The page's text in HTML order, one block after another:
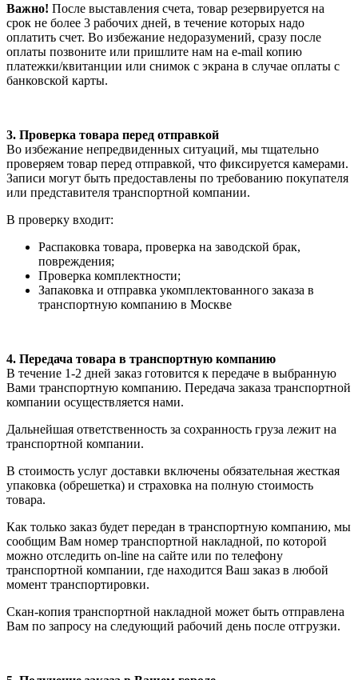
Важно! После выставления счета, товар резервируется на
срок не более 3 рабочих дней, в течение которых надо
оплатить счет. Во избежание недоразумений, сразу после
оплаты позвоните или пришлите нам на e-mail копию
платежки/квитанции или снимок с экрана в случае оплаты с
банковской карты.
3. Проверка товара перед отправкой
Во избежание непредвиденных ситуаций, мы тщательно
проверяем товар перед отправкой, что фиксируется камерами.
Записи могут быть предоставлены по требованию покупателя
или представителя транспортной компании.
В проверку входит:
Распаковка товара, проверка на заводской брак,
повреждения;
Проверка комплектности;
Запаковка и отправка укомплектованного заказа в
транспортную компанию в Москве
4. Передача товара в транспортную компанию
В течение 1-2 дней заказ готовится к передаче в выбранную
Вами транспортную компанию. Передача заказа транспортной
компании осуществляется нами.
Дальнейшая ответственность за сохранность груза лежит на
транспортной компании.
В стоимость услуг доставки включены обязательная жесткая
упаковка (обрешетка) и страховка на полную стоимость
товара.
Как только заказ будет передан в транспортную компанию, мы
сообщим Вам номер транспортной накладной, по которой
можно отследить on-line на сайте или по телефону
транспортной компании, где находится Ваш заказ в любой
момент транспортировки.
Скан-копия транспортной накладной может быть отправлена
Вам по запросу на следующий рабочий день после отгрузки.